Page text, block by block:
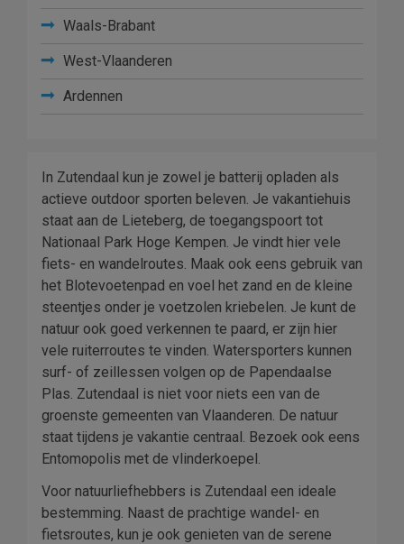
Waals-Brabant
West-Vlaanderen
Ardennen
In Zutendaal kun je zowel je batterij opladen als
actieve outdoor sporten beleven. Je vakantiehuis
staat aan de Lieteberg, de toegangspoort tot
Nationaal Park Hoge Kempen. Je vindt hier vele
fiets- en wandelroutes. Maak ook eens gebruik van
het Blotevoetenpad en voel het zand en de kleine
steentjes onder je voetzolen kriebelen. Je kunt de
natuur ook goed verkennen te paard, er zijn hier
vele ruiterroutes te vinden. Watersporters kunnen
surf- of zeillessen volgen op de Papendaalse
Plas. Zutendaal is niet voor niets een van de
groenste gemeenten van Vlaanderen. De natuur
staat tijdens je vakantie centraal. Bezoek ook eens
Entomopolis met de vlinderkoepel.
Voor natuurliefhebbers is Zutendaal een ideale
bestemming. Naast de prachtige wandel- en
fietsroutes, kun je ook genieten van de serene